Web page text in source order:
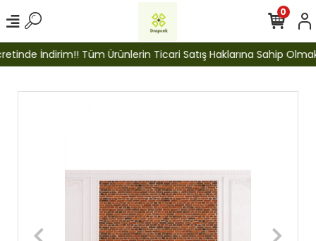
İndirim!! Tüm Ürünlerin Ticari Satış Haklarına Sahip
0